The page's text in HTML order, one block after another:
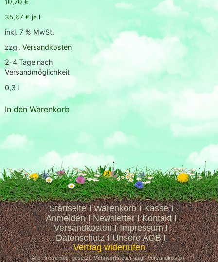
10,70 €
35,67 € je l
inkl. 7 % MwSt.
zzgl. Versandkosten
2-4 Tage nach
Versandmöglichkeit
0,3 l
In den Warenkorb
Startseite Warenkorb
Kasse
Anmelden
Newsletter
Kontakt
Versandkosten
Impressum
Datenschutz
Unsere AGB
Vertrag widerrufen
Alle Preise inkl. gesetzl. Mehrwertsteuer zzgl. Versandkosten,